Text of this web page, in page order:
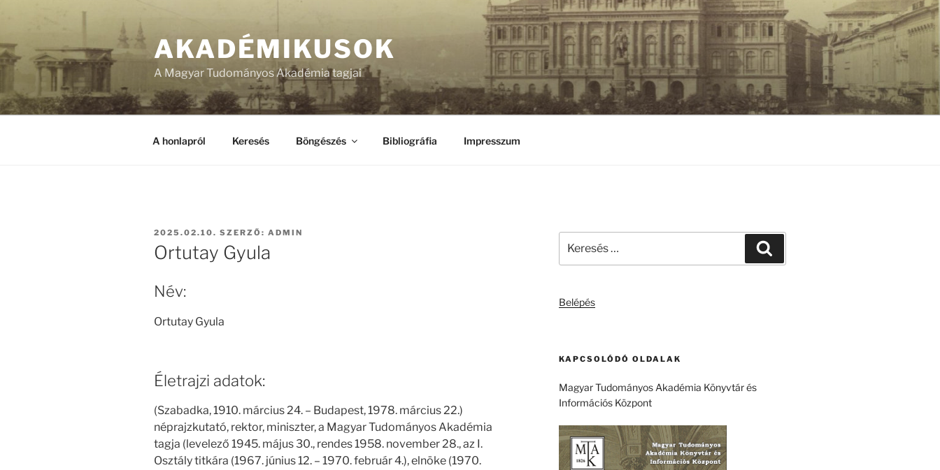
AKADÉMIKUSOK
A Magyar Tudományos Akadémia tagjai
A honlapról Keresés Böngészés Bibliográfia Impresszum
BEKÜLDVE:
2025.02.10. SZERZŐ: ADMIN
Ortutay Gyula
Név:
Ortutay Gyula
Életrajzi adatok:
(Szabadka, 1910. március 24. – Budapest, 1978. március 22.)
néprajzkutató, rektor, miniszter, a Magyar Tudományos Akadémia
tagja (levelező 1945. május 30., rendes 1958. november 28., az I.
Osztály titkára (1967. június 12. – 1970. február 4.), elnöke (1970.
következő
Belépés
KAPCSOLÓDÓ OLDALAK
Magyar Tudományos Akadémia Könyvtár és
Információs Központ